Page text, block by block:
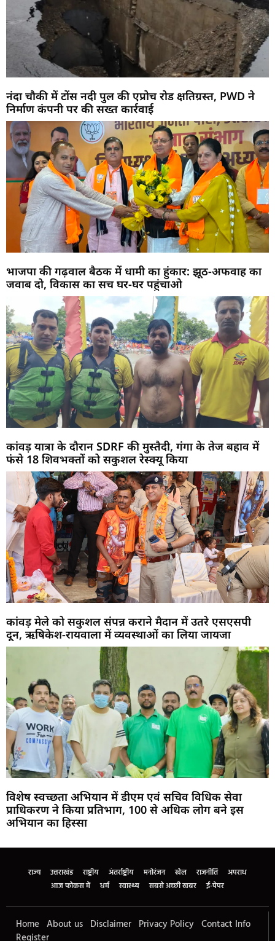
नंदा चौकी में टोंस नदी पुल की एप्रोच रोड क्षतिग्रस्त, PWD ने
निर्माण कंपनी पर की सख्त कार्रवाई
भाजपा की गढ़वाल बैठक में धामी का हुंकार: झूठ-अफवाह का
जवाब दो, विकास का सच घर-घर पहुंचाओ
कांवड़ यात्रा के दौरान SDRF की मुस्तैदी, गंगा के तेज बहाव में
फंसे 18 शिवभक्तों को सकुशल रेस्क्यू किया
कांवड़ मेले को सकुशल संपन्न कराने मैदान में उतरे एसएसपी
दून, ऋषिकेश-रायवाला में व्यवस्थाओं का लिया जायजा
विशेष स्वच्छता अभियान में डीएम एवं सचिव विधिक सेवा
प्राधिकरण ने किया प्रतिभाग, 100 से अधिक लोग बने इस
अभियान का हिस्सा
राज्य उत्तराखंड राष्ट्रीय अंतर्राष्ट्रीय मनोरंजन खेल राजनीति
अपराध
आज फोकस में
धर्म स्वास्थ्य सबसे अच्छी खबर ई-पेपर
Home About us Disclaimer Privacy Policy Contact Info
Register